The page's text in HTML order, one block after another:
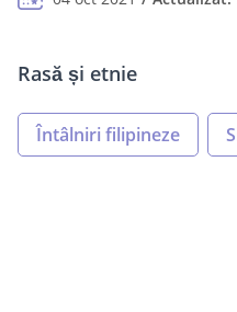
Rasă și etnie
Întâlniri filipineze